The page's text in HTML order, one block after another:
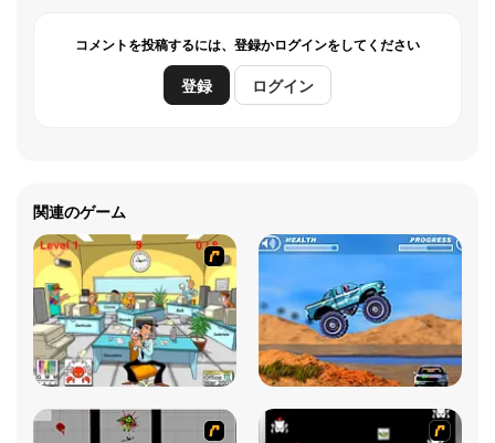
コメントを投稿するには、登録かログインをしてください
登録 ログイン
関連のゲーム